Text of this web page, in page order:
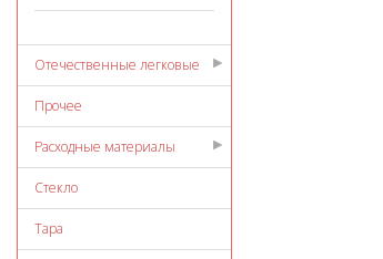
Отечественные легковые
Прочее
Расходные материалы
Стекло
Тара